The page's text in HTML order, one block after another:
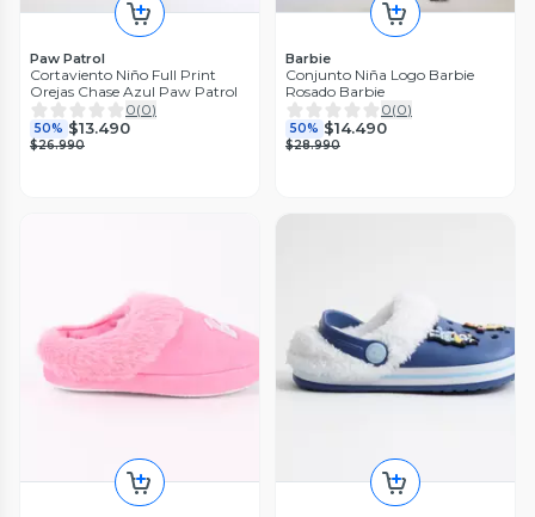
Paw Patrol
Cortaviento Niño Full Print
Orejas Chase Azul Paw Patrol
0(0)
50% $13.490
$26.990
Barbie
Conjunto Niña Logo Barbie
Rosado Barbie
0(0)
50% $14.490
$28.990